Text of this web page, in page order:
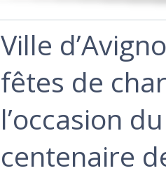
‎Ville
fêtes de
l’occasion
centenaire